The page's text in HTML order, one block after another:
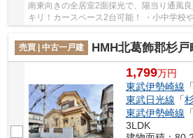
南東向きの全居室2面採光で、陽当り通風良好♪ ・WIC付きで住環
キリ！カースペース2台可能！ ・小中学校
売買 | 中古一戸建
HMH北葛飾郡杉戸
1,799万円
東武伊勢崎線 「
東武日光線 「
東武伊勢崎線 「
3LDK